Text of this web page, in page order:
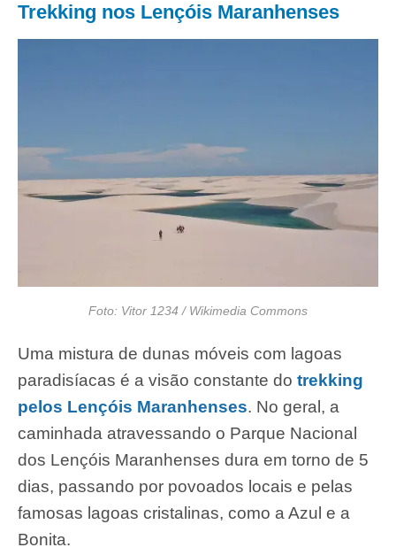
Trekking nos Lençóis Maranhenses
Foto: Vitor 1234 / Wikimedia Commons
Uma mistura de dunas móveis com lagoas
paradisíacas é a visão constante do trekking
pelos Lençóis Maranhenses. No geral, a
caminhada atravessando o Parque Nacional
dos Lençóis Maranhenses dura em torno de 5
dias, passando por povoados locais e pelas
famosas lagoas cristalinas, como a Azul e a
Bonita.